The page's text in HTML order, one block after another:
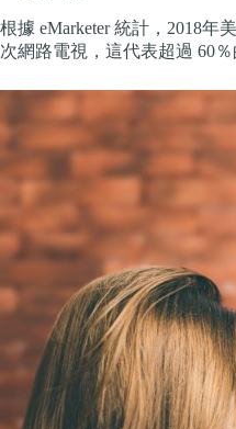
根據 eMarketer 統計，2018年
次網路電視，這代表超過 60％